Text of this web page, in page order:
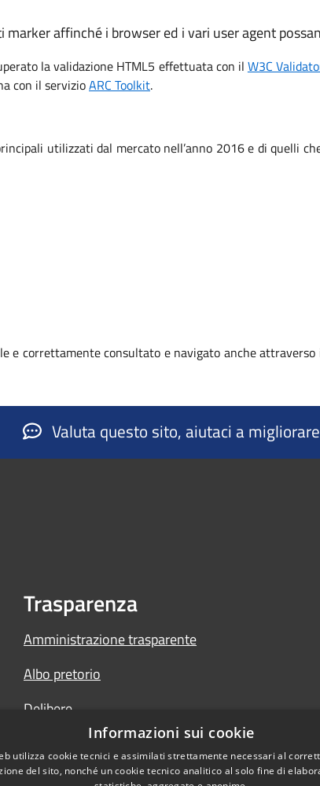
affinché i browser ed i vari user agent
la validazione HTML5 effettuata con il W3C
con il servizioARC Toolkit.
utilizzati dal mercato nell’anno 2016 e di quelli
e correttamente consultato e navigato anche
Valuta questo sito, aiutaci a migliorare
Trasparenza
Amministrazione trasparente
Albo pretorio
Delibere
Informazioni sui cookie
utilizza cookie tecnici e assimilati strettamente necessari al
del sito, nonché un cookie tecnico analitico al solo fine di